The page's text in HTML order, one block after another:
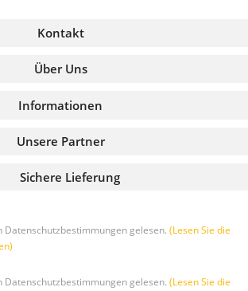
Kontakt
Über Uns
Informationen
Sichere Lieferung
Unsere Partner
Datenschutzbestimmungen gelesen. (Lesen Sie die
Datenschutzbestimmungen gelesen. (Lesen Sie die